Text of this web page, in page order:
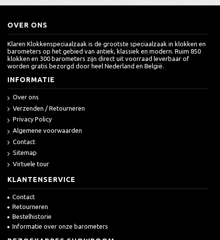
OVER ONS
Klaren Klokkenspeciaalzaak is de grootste speciaalzaak in klokken en
barometers op het gebied van antiek, klassiek en modern. Ruim 850
klokken en 300 barometers zijn direct uit voorraad leverbaar of
worden gratis bezorgd door heel Nederland en België.
INFORMATIE
Over ons
Verzenden / Retourneren
Privacy Policy
Algemene voorwaarden
Contact
Sitemap
Virtuele tour
KLANTENSERVICE
Contact
Retourneren
Bestelhistorie
Informatie over onze barometers